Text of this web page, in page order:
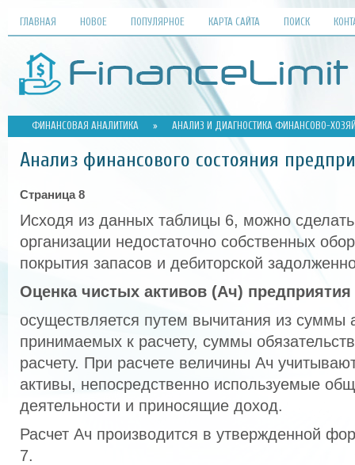
ГЛАВНАЯ НОВОЕ ПОПУЛЯРНОЕ КАРТА САЙТА ПОИСК
ФИНАНСОВАЯ АНАЛИТИКА » АНАЛИЗ И ДИАГНОСТИКА ФИНАНСОВО-
Анализ финансового состояния
Страница 8
Исходя из данных таблицы 6, можно
организации недостаточно собственных
покрытия запасов и дебиторской
Оценка чистых активов (Ач) предприятия
осуществляется путем вычитания из суммы
принимаемых к расчету, суммы
расчету. При расчете величины Ач
активы, непосредственно используемые
деятельности и приносящие доход.
Расчет Ач производится в утвержденной
7.